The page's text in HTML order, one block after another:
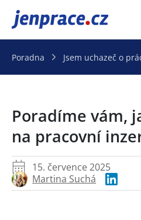
JenPráce.cz
Poradna Jsem uchazeč o
Poradíme vám,
na pracovní
15. července 2025
Martina Suchá